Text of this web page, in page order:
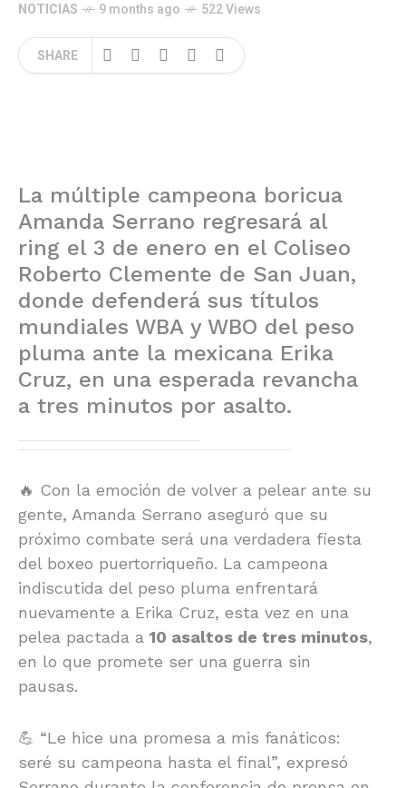
NOTICIAS
9 months ago 522 Views
SHARE
La múltiple campeona boricua
Amanda Serrano regresará al
ring el 3 de enero en el Coliseo
Roberto Clemente de San Juan,
donde defenderá sus títulos
mundiales WBA y WBO del peso
pluma ante la mexicana Erika
Cruz, en una esperada revancha
a tres minutos por asalto.
🔥 Con la emoción de volver a pelear ante su
gente, Amanda Serrano aseguró que su
próximo combate será una verdadera fiesta
del boxeo puertorriqueño. La campeona
indiscutida del peso pluma enfrentará
nuevamente a Erika Cruz, esta vez en una
pelea pactada a 10 asaltos de tres minutos,
en lo que promete ser una guerra sin
pausas.
💪 “Le hice una promesa a mis fanáticos:
seré su campeona hasta el final”, expresó